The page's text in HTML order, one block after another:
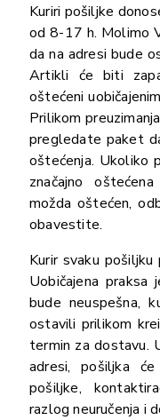
Kuriri pošiljke
od 8-17 h. Molimo
da na adresi bude
Artikli će biti
oštećeni
Prilikom
pregledate paket
oštećenja. Ukoliko
značajno
možda oštećen,
obavestite.
Kurir svaku pošiljku
Uobičajena praksa
bude neuspešna,
ostavili prilikom
termin za dostavu.
adresi, pošiljka
pošiljke,
razlog neuručenja i